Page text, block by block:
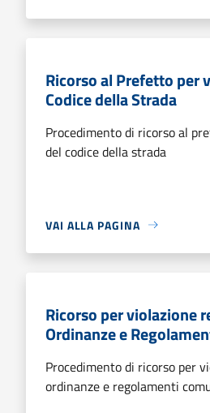
Ricorso al Prefetto per
Codice della Strada
Procedimento di ricorso al
del codice della strada
VAI ALLA PAGINA
Ricorso per violazione
Ordinanze e
Procedimento di ricorso per
ordinanze e regolamenti